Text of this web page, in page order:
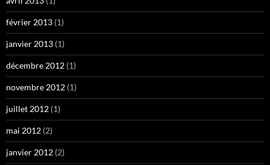
février 2013 (1)
janvier 2013 (1)
décembre 2012 (1)
novembre 2012 (1)
juillet 2012 (1)
mai 2012 (2)
janvier 2012 (2)